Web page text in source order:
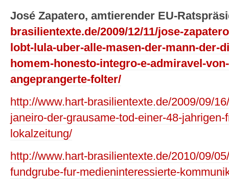
José Zapatero, amtierender EU-
brasilientexte.de/2009/12/11/jose-
lobt-lula-uber-alle-masen-der-mann-der-
homem-honesto-integro-e-admiravel-
angeprangerte-folter/
http://www.hart-brasilientexte.de/2009/09/
janeiro-der-grausame-tod-einer-48-
lokalzeitung/
http://www.hart-brasilientexte.de/2010/09/
fundgrube-fur-medieninteressierte-